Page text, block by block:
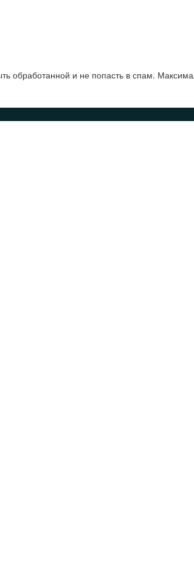
обработанной и не попасть в спам.